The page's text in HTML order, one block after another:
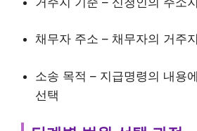
채무자 주소 – 채무자의 거주
소송 목적 – 지급명령의 내용
선택